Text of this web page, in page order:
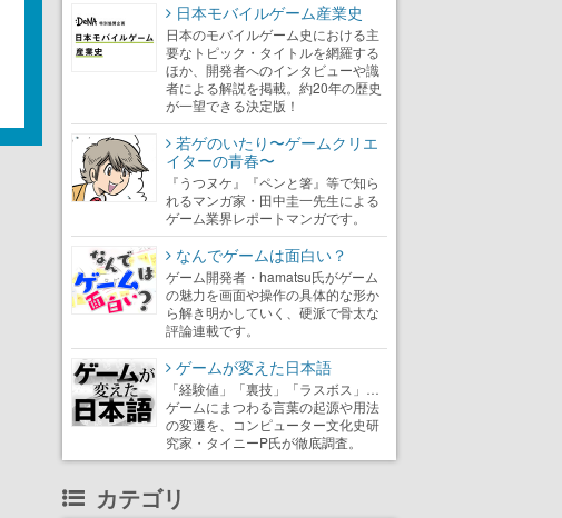
日本モバイルゲーム産業史
日本のモバイルゲーム史における主
要なトピック・タイトルを網羅する
ほか、開発者へのインタビューや識
者による解説を掲載。約20年の歴史
が一望できる決定版！
若ゲのいたり〜ゲームクリエ
イターの青春〜
『うつヌケ』『ペンと箸』等で知ら
れるマンガ家・田中圭一先生による
ゲーム業界レポートマンガです。
なんでゲームは面白い？
ゲーム開発者・hamatsu氏がゲーム
の魅力を画面や操作の具体的な形か
ら解き明かしていく、硬派で骨太な
評論連載です。
ゲームが変えた日本語
「経験値」「裏技」「ラスボス」…
ゲームにまつわる言葉の起源や用法
の変遷を、コンピューター文化史研
究家・タイニーP氏が徹底調査。
カテゴリ